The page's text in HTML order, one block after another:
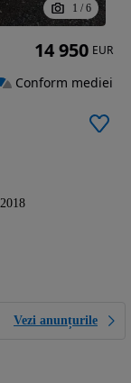
1 / 6
2018
Vezi anunțurile
14 950 EUR
Conform mediei